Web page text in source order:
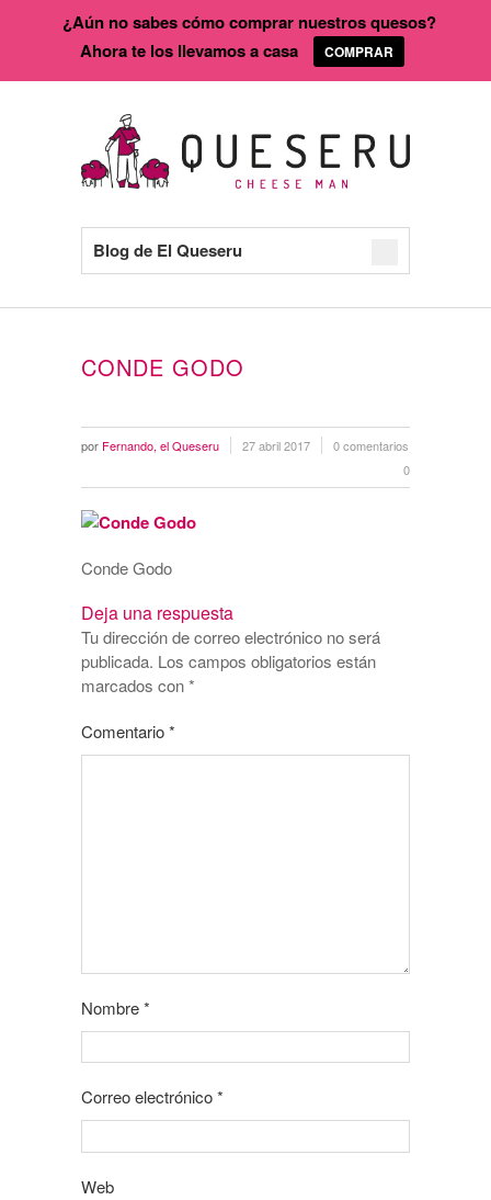
Blog de El Queseru
CONDE GODO
por Fernando, el Queseru 27 abril 2017
0 comentarios
0
Conde Godo
Deja una respuesta
Tu dirección de correo electrónico no será
publicada. Los campos obligatorios están
marcados con*
Comentario*
Nombre*
Correo electrónico*
Web
¿Aún no sabes cómo comprar nuestros quesos?
Ahora te los llevamos a casa
COMPRAR